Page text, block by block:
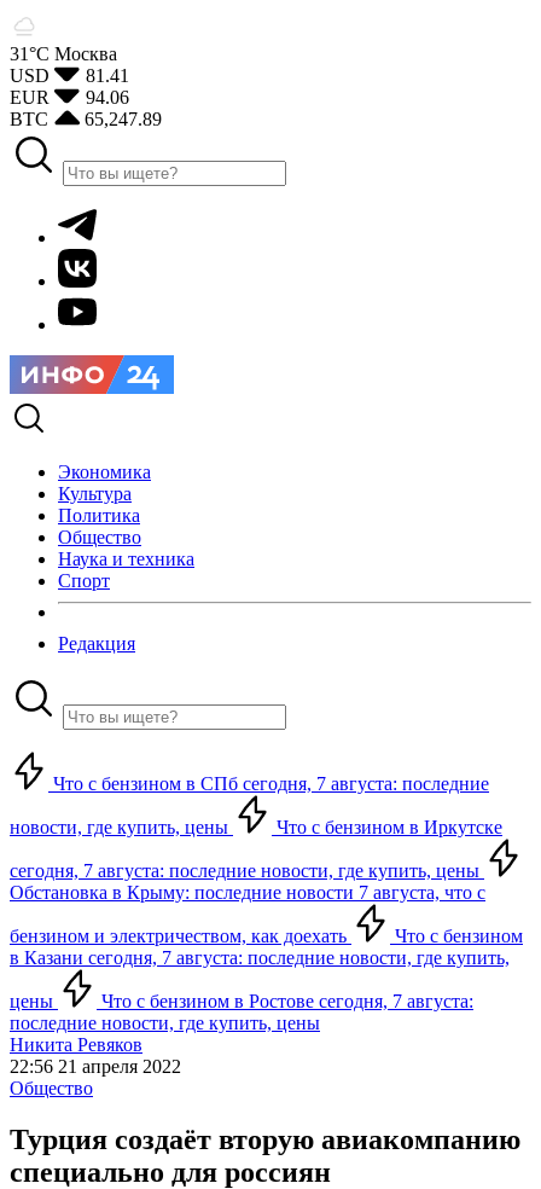
31°С Москва
USD
81.41
EUR
94.06
BTC
65,247.89
Экономика
Культура
Политика
Общество
Наука и техника
Спорт
Редакция
Что с бензином в СПб сегодня, 7 августа: последние
новости, где купить, цены Что с бензином в Иркутске
сегодня, 7 августа: последние новости, где купить, цены
Обстановка в Крыму: последние новости 7 августа, что с
бензином и электричеством, как доехать
Что с бензином
в Казани сегодня, 7 августа: последние новости, где купить,
цены
Что с бензином в Ростове сегодня, 7 августа:
последние новости, где купить, цены
Никита Ревяков
22:56 21 апреля 2022
Общество
Турция создаёт вторую авиакомпанию
специально для россиян